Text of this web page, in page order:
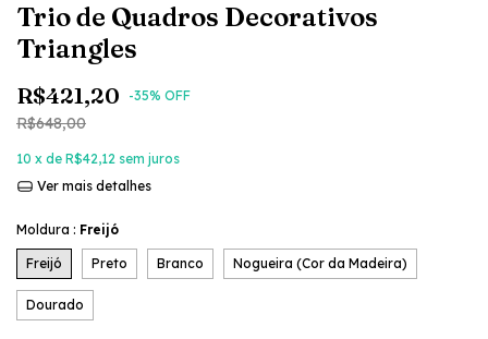
Trio de Quadros Decorativos
Triangles
R$421,20 -35% OFF
R$648,00
10 x de R$42,12 sem juros
Ver mais detalhes
Moldura : Freijó
Freijó Preto Branco Nogueira (Cor da Madeira)
Dourado